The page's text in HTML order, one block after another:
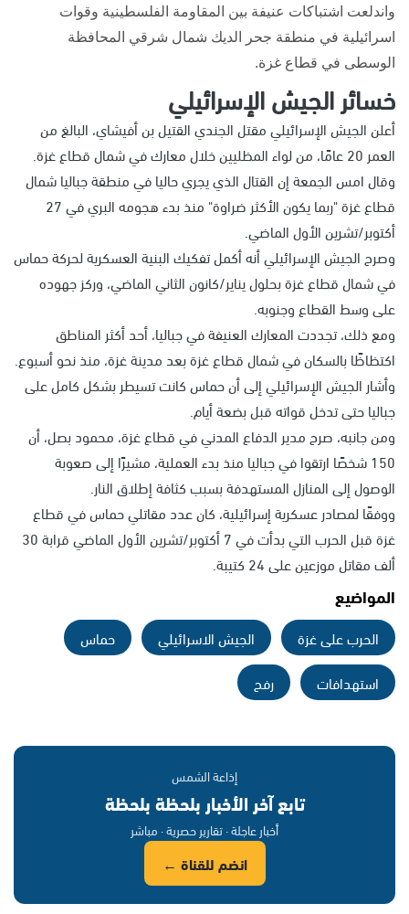
واندلعت اشتباكات عنيفة بين المقاومة الفلسطينية وقوات
اسرائيلية في منطقة جحر الديك شمال شرقي المحافظة
الوسطى في قطاع غزة.
خسائر الجيش الإسرائيلي
أعلن الجيش الإسرائيلي مقتل الجندي القتيل بن أفيشاي، البالغ من
العمر 20 عامًا، من لواء المظليين خلال معارك في شمال قطاع غزة.
وقال امس الجمعة إن القتال الذي يجري حاليا في منطقة جباليا شمال
قطاع غزة "ربما يكون الأكثر ضراوة" منذ بدء هجومه البري في 27
أكتوبر/تشرين الأول الماضي.
وصرح الجيش الإسرائيلي أنه أكمل تفكيك البنية العسكرية لحركة حماس
في شمال قطاع غزة بحلول يناير/كانون الثاني الماضي، وركز جهوده
على وسط القطاع وجنوبه.
ومع ذلك، تجددت المعارك العنيفة في جباليا، أحد أكثر المناطق
اكتظاظًا بالسكان في شمال قطاع غزة بعد مدينة غزة، منذ نحو أسبوع.
وأشار الجيش الإسرائيلي إلى أن حماس كانت تسيطر بشكل كامل على
جباليا حتى تدخل قواته قبل بضعة أيام.
ومن جانبه، صرح مدير الدفاع المدني في قطاع غزة، محمود بصل، أن
150 شخصًا ارتقوا في جباليا منذ بدء العملية، مشيرًا إلى صعوبة
الوصول إلى المنازل المستهدفة بسبب كثافة إطلاق النار.
ووفقًا لمصادر عسكرية إسرائيلية، كان عدد مقاتلي حماس في قطاع
غزة قبل الحرب التي بدأت في 7 أكتوبر/تشرين الأول الماضي قرابة 30
ألف مقاتل موزعين على 24 كتيبة.
المواضيع
الحرب على غزة الجيش الاسرائيلي
حماس
استهدافات
رفح
إذاعة الشمس
تابع آخر الأخبار بلحظة بلحظة
أخبار عاجلة · تقارير حصرية · مباشر
انضم للقناة ←